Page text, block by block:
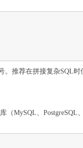
推荐在拼接复杂SQL时
MySQL、PostgreSQL